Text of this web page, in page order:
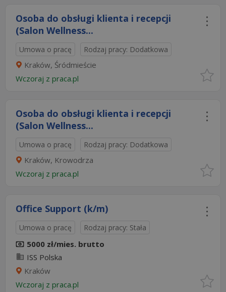
Osoba do obsługi klienta i recepcji
(Salon Wellness...
Umowa o pracę Rodzaj pracy: Dodatkowa
Kraków, Śródmieście
Wczoraj z praca.pl
Osoba do obsługi klienta i recepcji
(Salon Wellness...
Umowa o pracę Rodzaj pracy: Dodatkowa
Kraków, Krowodrza
Wczoraj z praca.pl
Office Support (k/m)
Umowa o pracę Rodzaj pracy: Stała
5000 zł/mies. brutto
ISS Polska
Kraków
Wczoraj z praca.pl